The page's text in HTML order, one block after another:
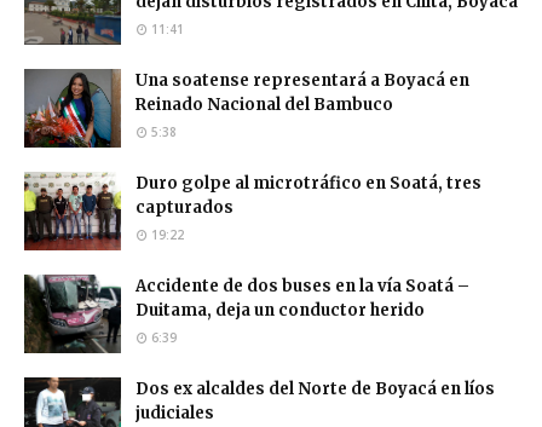
11:41
Una soatense representará a Boyacá en
Reinado Nacional del Bambuco
5:38
Duro golpe al microtráfico en Soatá, tres
capturados
19:22
Accidente de dos buses en la vía Soatá –
Duitama, deja un conductor herido
6:39
Dos ex alcaldes del Norte de Boyacá en líos
judiciales